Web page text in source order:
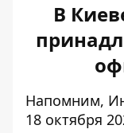
В
Напомним,
18 октября